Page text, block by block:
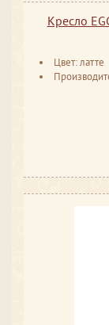
Кресло
Цвет: латте